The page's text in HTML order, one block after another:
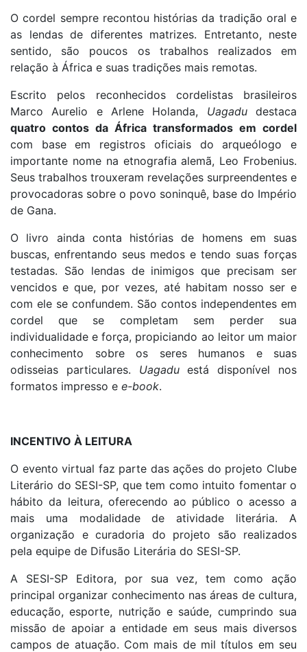
O cordel sempre recontou histórias da tradição oral e
as lendas de diferentes matrizes. Entretanto, neste
sentido, são poucos os trabalhos realizados em
relação à África e suas tradições mais remotas.
Escrito pelos reconhecidos cordelistas brasileiros
Marco Aurelio e Arlene Holanda, Uagadudestaca
quatro contos da África transformados em cordel
com base em registros oficiais do arqueólogo e
importante nome na etnografia alemã, Leo Frobenius.
Seus trabalhos trouxeram revelações surpreendentes e
provocadoras sobre o povo soninquê, base do Império
de Gana.
O livro ainda conta histórias de homens em suas
buscas, enfrentando seus medos e tendo suas forças
testadas. São lendas de inimigos que precisam ser
vencidos e que, por vezes, até habitam nosso ser e
com ele se confundem. São contos independentes em
cordel que se completam sem perder sua
individualidade e força, propiciando ao leitor um maior
conhecimento sobre os seres humanos e suas
odisseias particulares. Uagaduestá disponível nos
formatos impresso e e-book.
INCENTIVO À LEITURA
O evento virtual faz parte das ações do projeto Clube
Literário do SESI-SP, que tem como intuito fomentar o
hábito da leitura, oferecendo ao público o acesso a
mais uma modalidade de atividade literária. A
organização e curadoria do projeto são realizados
pela equipe de Difusão Literária do SESI-SP.
A SESI-SP Editora, por sua vez, tem como ação
principal organizar conhecimento nas áreas de cultura,
educação, esporte, nutrição e saúde, cumprindo sua
missão de apoiar a entidade em seus mais diversos
campos de atuação. Com mais de mil títulos em seu